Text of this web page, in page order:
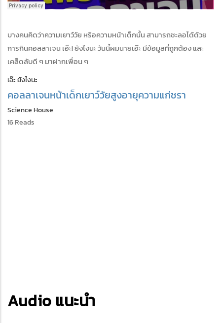
บางคนคิดว่าความเยาว์วัย หรือความหน้าเด็กนั้น สามารถชะลอได้ด้วย
การกินคอลลาเจน เอ๊ะ! ยังไงนะ วันนี้ผมนายเอ๊ะ มีข้อมูลที่ถูกต้อง และ
เคล็ดลับดี ๆ มาฝากเพื่อน ๆ
เอ๊ะ ยังไงนะ
คอลลาเจนหน้าเด็กเยาว์วัยสูงอายุความแก่ชรา
Science House
16 Reads
Audio แนะนำ